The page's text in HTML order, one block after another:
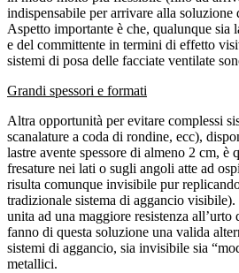
indispensabile per arrivare alla soluzione
Aspetto importante è che, qualunque sia
e del committente in termini di effetto
sistemi di posa delle facciate ventilate
Grandi spessori e formati
Altra opportunità per evitare complessi
scanalature a coda di rondine, ecc),
lastre avente spessore di almeno 2 cm, è
fresature nei lati o sugli angoli atte ad
risulta comunque invisibile pur
tradizionale sistema di aggancio visibile).
unita ad una maggiore resistenza all’urto
fanno di questa soluzione una valida
sistemi di aggancio, sia invisibile sia
metallici.